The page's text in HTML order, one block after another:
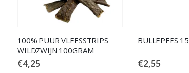
100% PUUR VLEESSTRIPS
WILDZWIJN 100GRAM
€4,25
BULLEPEES
€2,55